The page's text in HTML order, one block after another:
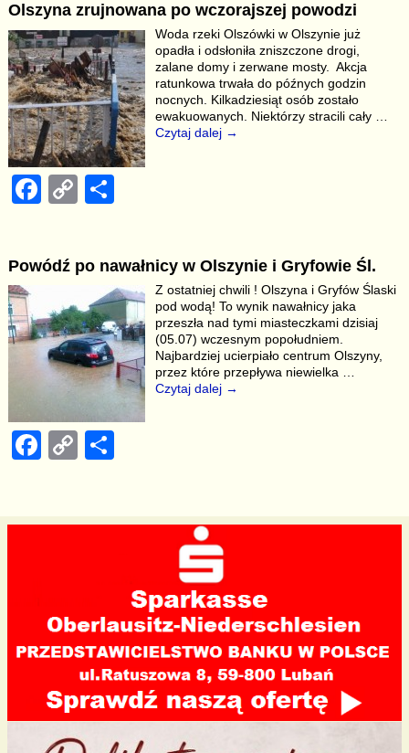
e
b
o
o
k
y
Li
n
k
e
Olszyna zrujnowana po wczorajszej powodzi
Woda rzeki Olszówki w Olszynie już
opadła i odsłoniła zniszczone drogi,
zalane domy i zerwane mosty. Akcja
ratunkowa trwała do późnych godzin
nocnych. Kilkadziesiąt osób zostało
ewakuowanych. Niektórzy stracili cały
Czytaj dalej →
F
e
b
o
o
k
C
y
Li
n
k
e
Powódź po nawałnicy w Olszynie i Gryfowie Śl.
Z ostatniej chwili ! Olszyna i Gryfów Ślaski
pod wodą! To wynik nawałnicy jaka
przeszła nad tymi miasteczkami dzisiaj
(05.07) wczesnym popołudniem.
Najbardziej ucierpiało centrum Olszyny,
przez które przepływa niewielka
Czytaj dalej →
F
e
o
k
C
y
k
e